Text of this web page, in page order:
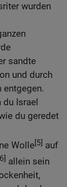
wurden
sandte
und durch
entgegen.
du Israel
du geredet
Wolle[5] auf
allein sein